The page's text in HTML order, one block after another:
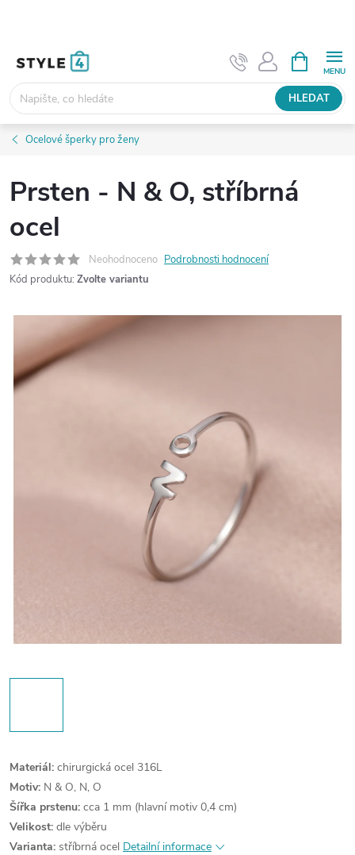
HLEDAT
NÁKUPNÍ
KOŠÍK
Ocelové šperky pro ženy
Prsten - N & O, stříbrná
ocel
Neohodnoceno Podrobnosti hodnocení
Kód produktu: Zvolte variantu
Materiál: chirurgická ocel 316L
Motiv: N & O, N, O
Šířka prstenu: cca 1 mm (hlavní motiv 0,4 cm)
Velikost: dle výběru
Varianta: stříbrná ocel Detailní informace